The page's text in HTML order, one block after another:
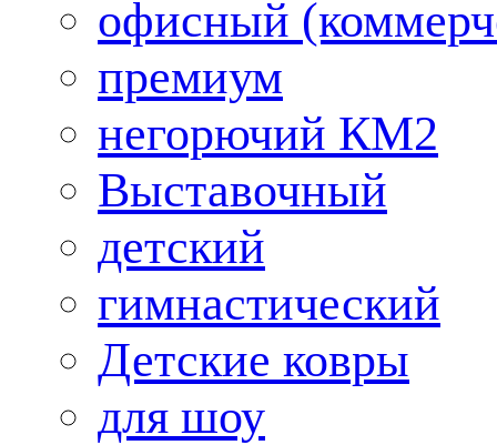
офисный
премиум
негорючий КМ2
Выставочный
детский
гимнастический
Детские ковры
для шоу